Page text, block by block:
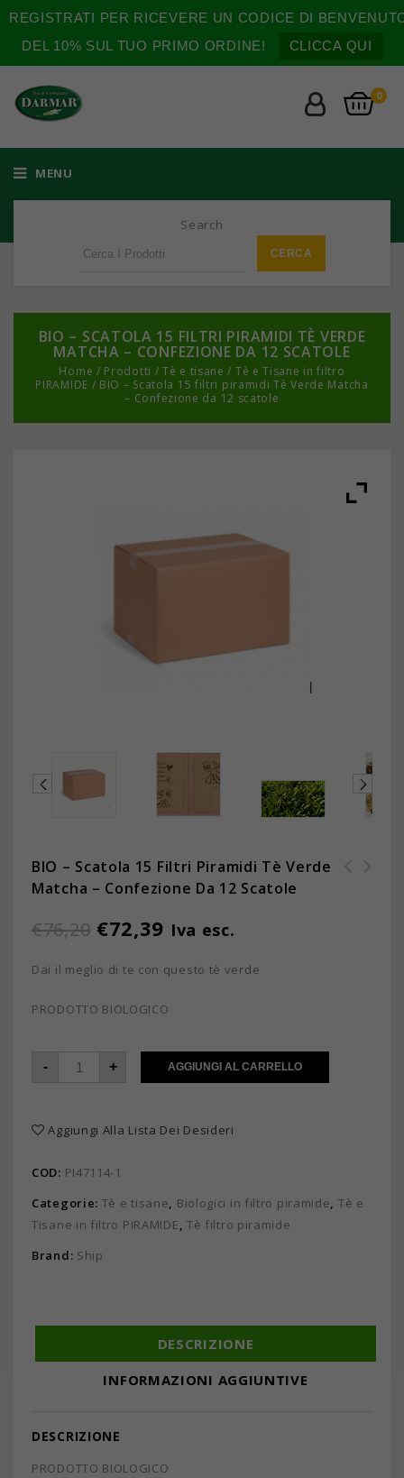
REGISTRATI PER RICEVERE UN CODICE DI
DEL 10% SUL TUO PRIMO ORDINE!
CLICCA QUI
0
MENU
Search
BIO – SCATOLA 15 FILTRI PIRAMIDI TÈ VERDE
MATCHA – CONFEZIONE DA 12 SCATOLE
Home / Prodotti /Tè e tisane / Tè e Tisane in filtro
PIRAMIDE / BIO – Scatola 15 filtri piramidi Tè Verde Matcha
– Confezione da 12 scatole
BIO – Scatola 15 Filtri Piramidi Tè Verde
Matcha – Confezione Da 12 Scatole
€76,20 €72,39 Iva esc.
Dai il meglio di te con questo tè verde
PRODOTTO BIOLOGICO
- + AGGIUNGI AL CARRELLO
Aggiungi Alla Lista Dei Desideri
COD: PI47114-1
Categorie: Tè e tisane, Biologici in filtro piramide, Tè e
Tisane in filtro PIRAMIDE, Tè filtro piramide
Brand: Ship
DESCRIZIONE
INFORMAZIONI AGGIUNTIVE
DESCRIZIONE
PRODOTTO BIOLOGICO